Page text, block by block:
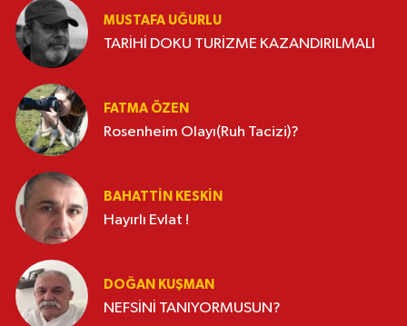
MUSTAFA UĞURLU
TARİHİ DOKU TURİZME KAZANDIRILMALI
FATMA ÖZEN
Rosenheim Olayı(Ruh Tacizi)?
BAHATTIN KESKİN
Hayırlı Evlat !
DOĞAN KUŞMAN
NEFSİNİ TANIYORMUSUN?